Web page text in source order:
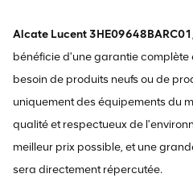
Alcate Lucent 3HE09648BARC01
bénéficie d'une garantie complète
besoin de produits neufs ou de
uniquement des équipements du
qualité et respectueux de
meilleur prix possible, et une
sera directement répercutée.